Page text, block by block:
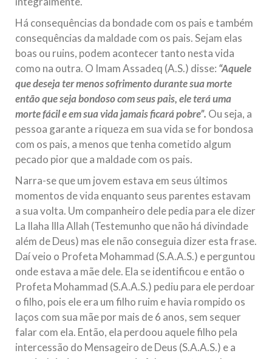
Há consequências da bondade com os pais e também
consequências da maldade com os pais. Sejam elas
boas ou ruins, podem acontecer tanto nesta vida
como na outra. O Imam Assadeq (A.S.) disse: “Aquele
que deseja ter menos sofrimento durante sua morte
então que seja bondoso com seus pais, ele terá uma
morte fácil e em sua vida jamais ficará pobre”. Ou seja, a
pessoa garante a riqueza em sua vida se for bondosa
com os pais, a menos que tenha cometido algum
pecado pior que a maldade com os pais.
Narra-se que um jovem estava em seus últimos
momentos de vida enquanto seus parentes estavam
a sua volta. Um companheiro dele pedia para ele dizer
La Ilaha Illa Allah (Testemunho que não há divindade
além de Deus) mas ele não conseguia dizer esta frase.
Daí veio o Profeta Mohammad (S.A.A.S.) e perguntou
onde estava a mãe dele. Ela se identificou e então o
Profeta Mohammad (S.A.A.S.) pediu para ele perdoar
o filho, pois ele era um filho ruim e havia rompido os
laços com sua mãe por mais de 6 anos, sem sequer
falar com ela. Então, ela perdoou aquele filho pela
intercessão do Mensageiro de Deus (S.A.A.S.) e a